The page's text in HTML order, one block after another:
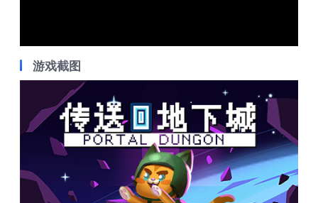
游戏截图